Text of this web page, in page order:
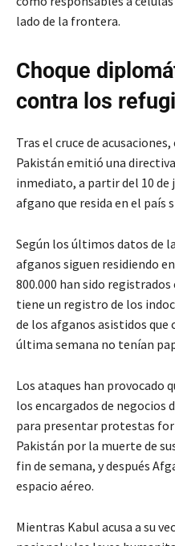
lado de la frontera.
Choque
contra los
Tras el cruce de
Pakistán emitió una
inmediato, a partir del 10 de
afgano que resida en el país
Según los últimos datos de
afganos siguen residiendo
800.000 han sido
tiene un registro de los
de los afganos asistidos
última semana no tenían
Los ataques han provocado
los encargados de negocios
para presentar protestas
Pakistán por la muerte de
fin de semana, y después
espacio aéreo.
Mientras Kabul acusa a su